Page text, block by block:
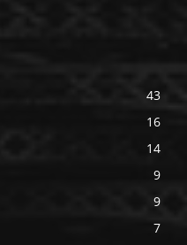
43
16
14
9
9
7